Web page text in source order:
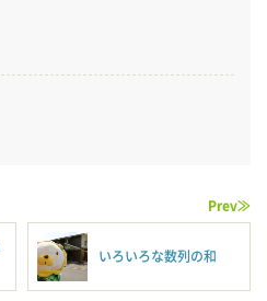
Prev≫
いろいろな数列の和